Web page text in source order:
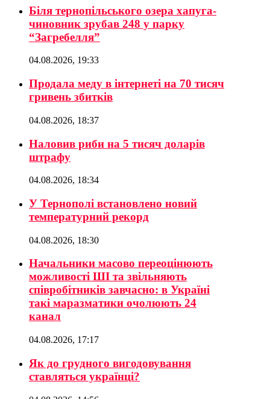
Біля тернопільського озера хапуга-
чиновник зрубав 248 у парку
“Загребелля”
04.08.2026, 19:33
Продала меду в інтернеті на 70 тисяч
гривень збитків
04.08.2026, 18:37
Наловив риби на 5 тисяч доларів
штрафу
04.08.2026, 18:34
У Тернополі встановлено новий
температурний рекорд
04.08.2026, 18:30
Начальники масово переоцінюють
можливості ШІ та звільняють
співробітників завчасно: в Україні
такі маразматики очолюють 24
канал
04.08.2026, 17:17
Як до грудного вигодовування
ставляться українці?